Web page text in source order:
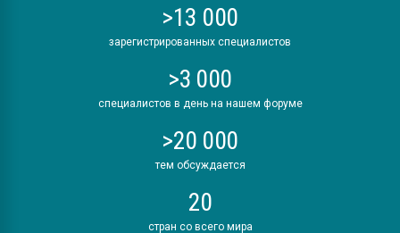
>13 000
зарегистрированных специалистов
>3 000
специалистов в день на нашем форуме
>20 000
тем обсуждается
20
стран со всего мира